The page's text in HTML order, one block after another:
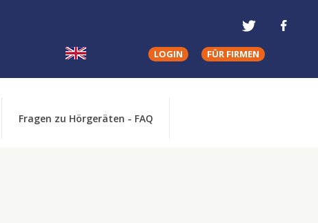
LOGIN FÜR FIRMEN
Fragen zu Hörgeräten - FAQ